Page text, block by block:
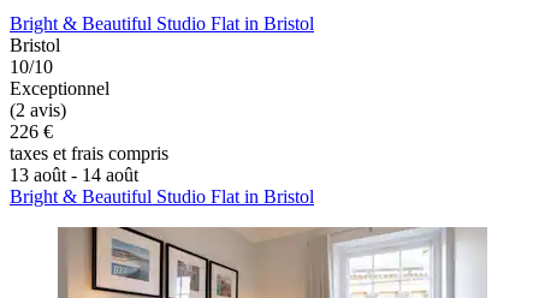
Bright & Beautiful Studio Flat in Bristol
Bristol
10/10
Exceptionnel
(2 avis)
226 €
taxes et frais compris
13 août - 14 août
Bright & Beautiful Studio Flat in Bristol